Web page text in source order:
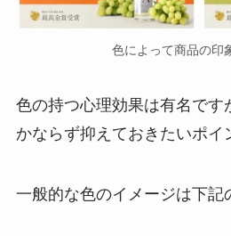
色によって商品の印
色の持つ心理効果は有名です
かならず抑えておきたいポイ
一般的な色のイメージは下記